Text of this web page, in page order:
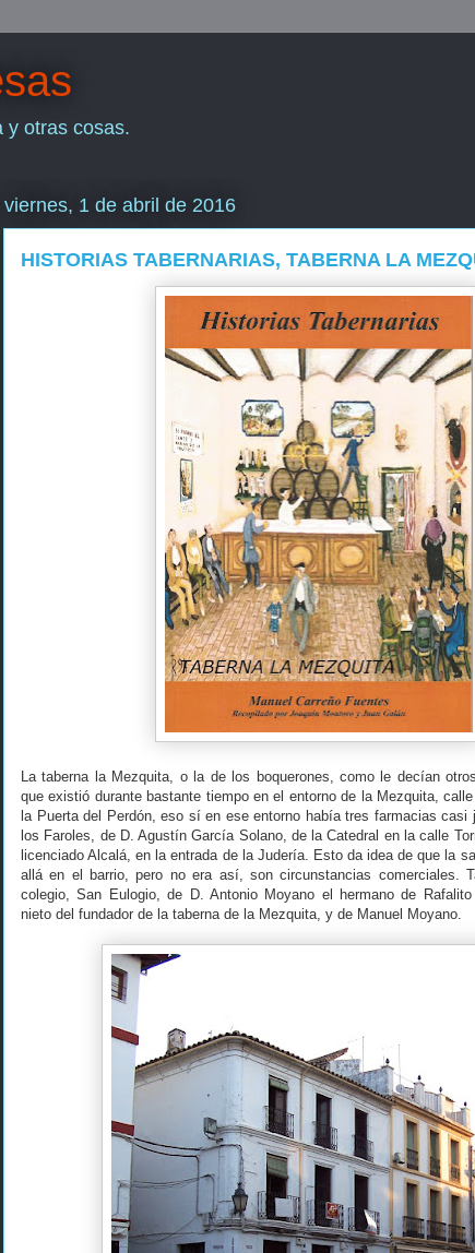
y otras cosas.
viernes, 1 de abril de 2016
HISTORIAS TABERNARIAS, TABERNA LA
La taberna la Mezquita, o la de los boquerones, como le decían
que existió durante bastante tiempo en el entorno de la Mezquita,
la Puerta del Perdón, eso sí en ese entorno había tres farmacias casi
los Faroles, de D. Agustín García Solano, de la Catedral en la calle
licenciado Alcalá, en la entrada de la Judería. Esto da idea de que la
allá en el barrio, pero no era así, son circunstancias comerciales.
colegio, San Eulogio, de D. Antonio Moyano el hermano de
nieto del fundador de la taberna de la Mezquita, y de Manuel Moyano.